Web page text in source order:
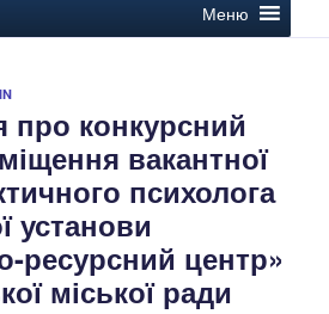
Меню
конкурсний
вакантної
психолога
установи
ресурсний центр»
міської ради